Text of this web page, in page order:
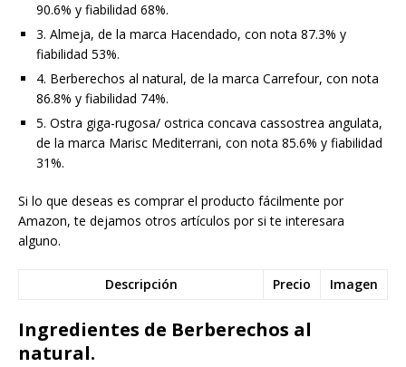
90.6% y fiabilidad 68%.
3. Almeja, de la marca Hacendado, con nota 87.3% y
fiabilidad 53%.
4. Berberechos al natural, de la marca Carrefour, con nota
86.8% y fiabilidad 74%.
5. Ostra giga-rugosa/ ostrica concava cassostrea angulata,
de la marca Marisc Mediterrani, con nota 85.6% y fiabilidad
31%.
Si lo que deseas es comprar el producto fácilmente por
Amazon, te dejamos otros artículos por si te interesara
alguno.
Descripción Precio Imagen
Ingredientes de Berberechos al
natural.